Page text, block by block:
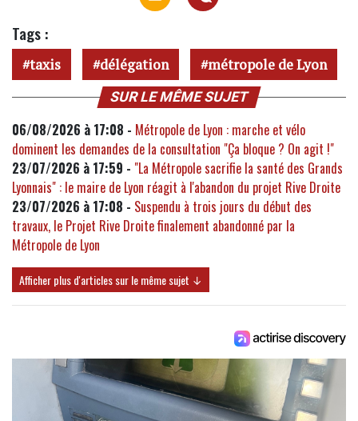
Tags :
taxis délégation métropole de Lyon
SUR LE MÊME SUJET
06/08/2026 à 17:08 - Métropole de Lyon : marche et vélo
dominent les demandes de la consultation "Ça bloque ? On agit !"
23/07/2026 à 17:59 - "La Métropole sacrifie la santé des Grands
Lyonnais" : le maire de Lyon réagit à l'abandon du projet Rive Droite
23/07/2026 à 17:08 - Suspendu à trois jours du début des
travaux, le Projet Rive Droite finalement abandonné par la
Métropole de Lyon
Afficher plus d'articles sur le même sujet ↓